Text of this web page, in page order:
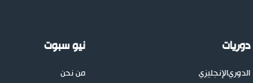
دوريات
الدوريالإنجليزي
نيو سبوت
من نحن